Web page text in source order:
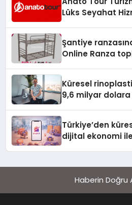
Lüks Seyahat
Şantiye
Online Ranza
Küresel rinoplasti
9,6 milyar
Türkiye’den
dijital ekonomi
Haberin Doğru